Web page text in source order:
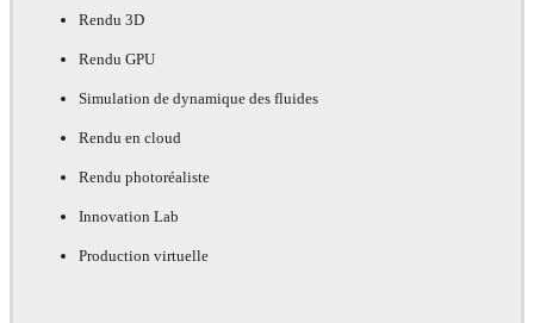
Rendu 3D
Rendu GPU
Simulation de dynamique des fluides
Rendu en cloud
Rendu photoréaliste
Innovation Lab
Production virtuelle